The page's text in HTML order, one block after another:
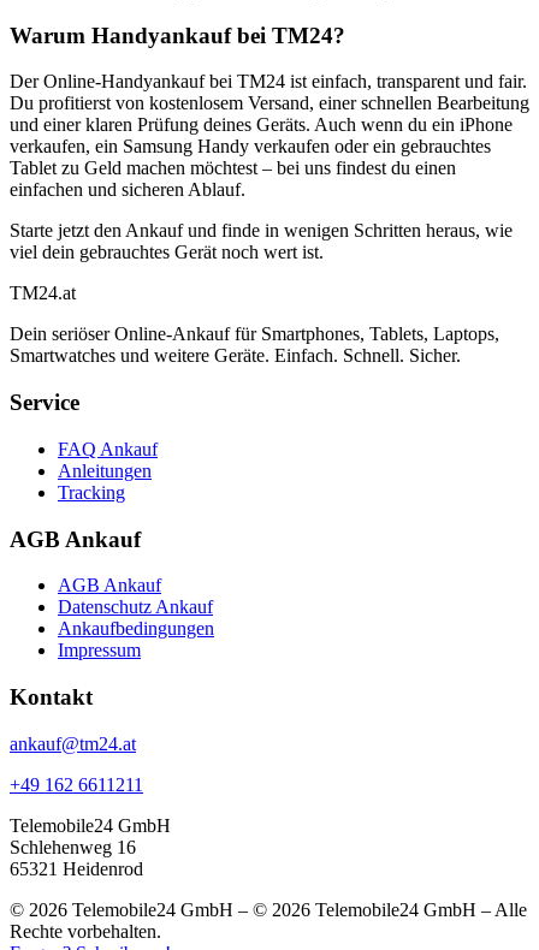
Warum Handyankauf bei TM24?
Der Online-Handyankauf bei TM24 ist einfach, transparent und fair.
Du profitierst von kostenlosem Versand, einer schnellen Bearbeitung
und einer klaren Prüfung deines Geräts. Auch wenn du ein iPhone
verkaufen, ein Samsung Handy verkaufen oder ein gebrauchtes
Tablet zu Geld machen möchtest – bei uns findest du einen
einfachen und sicheren Ablauf.
Starte jetzt den Ankauf und finde in wenigen Schritten heraus, wie
viel dein gebrauchtes Gerät noch wert ist.
TM24.at
Dein seriöser Online-Ankauf für Smartphones, Tablets, Laptops,
Smartwatches und weitere Geräte. Einfach. Schnell. Sicher.
Service
FAQ Ankauf
Anleitungen
Tracking
AGB Ankauf
AGB Ankauf
Datenschutz Ankauf
Ankaufbedingungen
Impressum
Kontakt
ankauf@tm24.at
+49 162 6611211
Telemobile24 GmbH
Schlehenweg 16
65321 Heidenrod
© 2026 Telemobile24 GmbH – © 2026 Telemobile24 GmbH – Alle
Rechte vorbehalten.